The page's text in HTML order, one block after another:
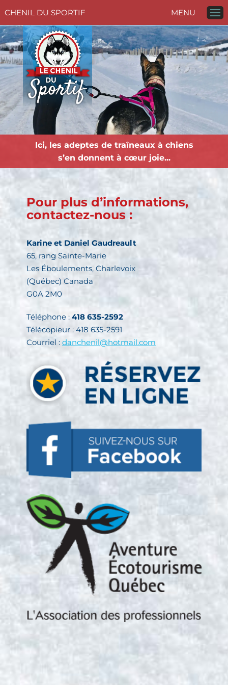
CHENIL DU SPORTIF
MENU
Aller au contenu
Ici, les adeptes de traîneaux à chiens
s’en donnent à cœur joie...
Pour plus d’informations,
contactez-nous :
Karine et Daniel Gaudreault
65, rang Sainte-Marie
Les Éboulements, Charlevoix
(Québec) Canada
G0A 2M0
Téléphone :418 635-2592
Télécopieur : 418 635-2591
Courriel : danchenil@hotmail.com